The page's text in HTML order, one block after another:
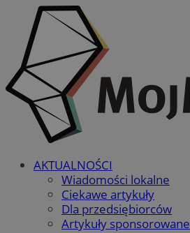
AKTUALNOŚCI
Wiadomości lokalne
Ciekawe artykuły
Dla przedsiębiorców
Artykuły sponsorowane